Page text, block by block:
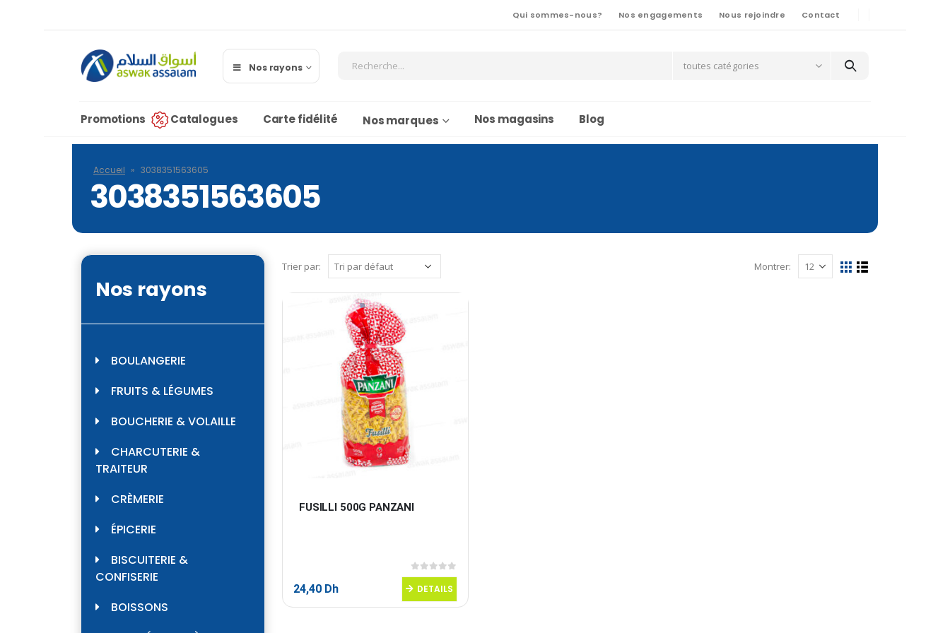
Qui sommes-nous? Nos engagements Nous rejoindre Contact
Nos rayons toutes catégories
Promotions Catalogues Carte fidélité Nos marques Nos magasins Blog
Accueil » 3038351563605
3038351563605
Trier par: Montrer:
FUSILLI 500G PANZANI
0sur 5
24,40 Dh DETAILS
Nos rayons
BOULANGERIE
FRUITS & LÉGUMES
BOUCHERIE & VOLAILLE
CHARCUTERIE &
TRAITEUR
CRÈMERIE
ÉPICERIE
BISCUITERIE &
CONFISERIE
BOISSONS